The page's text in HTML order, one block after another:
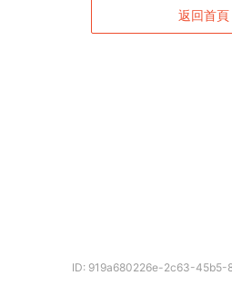
返回首頁
ID: 919a680226e-2c63-45b5-